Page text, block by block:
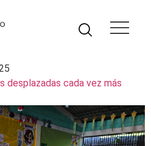
desplazadas cada vez más